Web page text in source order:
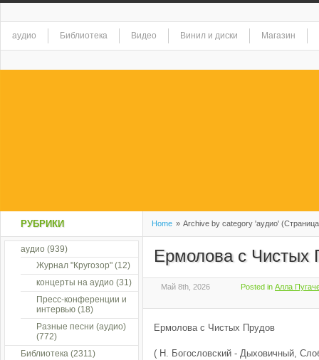
аудио Библиотека Видео Винил и диски Магазин
Home » Archive by category 'аудио'
Ермолова с Чистых
Май 8th, 2026 Posted in Алла
Ермолова с Чистых Прудов
( Н. Богословский - Дыховичный,
РУБРИКИ
аудио (939)
Журнал "Кругозор" (12)
концерты на аудио (31)
Пресс-конференции и
интервью (18)
Разные песни (аудио)
(772)
Библиотека (2311)